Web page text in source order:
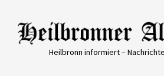
Heilbronn informiert –